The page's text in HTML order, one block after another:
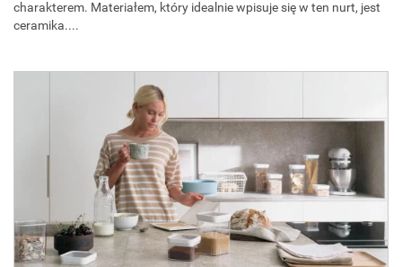
charakterem. Materiałem, który idealnie wpisuje się w ten nurt, jest
ceramika....